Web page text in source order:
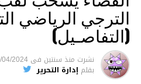
الترجي الرياضي
(التفاصـيل)
نشرت منذ سنتين فى 2024
بقلم إدارة التحرير